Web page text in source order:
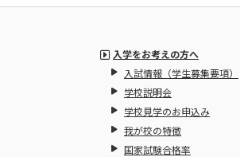
入学をお考えの方へ
入試情報（学生募集要項）
学校説明会
学校見学のお申込み
我が校の特徴
国家試験合格率